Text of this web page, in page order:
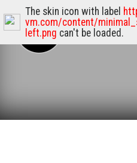
The skin icon with label
vm.com/content/
left.png can't be loaded.